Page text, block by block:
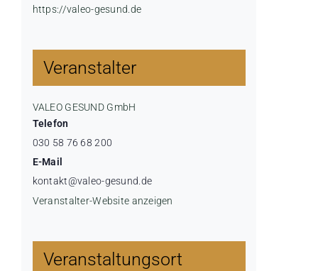
https://valeo-gesund.de
Veranstalter
VALEO GESUND GmbH
Telefon
030 58 76 68 200
E-Mail
kontakt@valeo-gesund.de
Veranstalter-Website anzeigen
Veranstaltungsort